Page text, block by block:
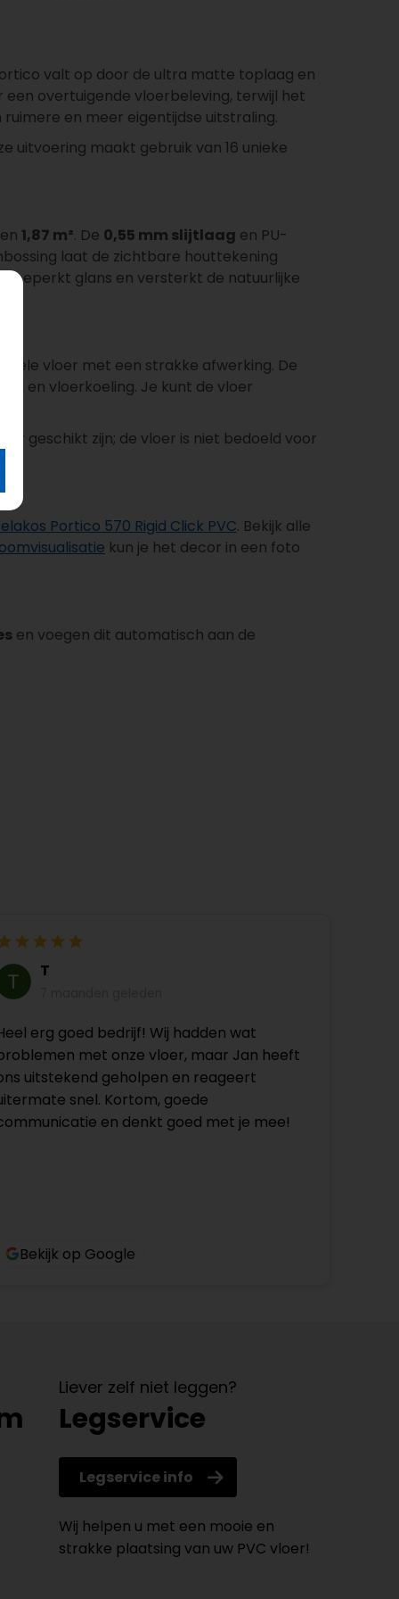
valt op door de ultra matte toplaag en
overtuigende vloerbeleving, terwijl het
en meer eigentijdse uitstraling.
uitvoering maakt gebruik van 16 unieke
1,87 m². De 0,55 mm slijtlaag en PU-
laat de zichtbare houttekening
beperkt glans en versterkt de natuurlijke
vloer met een strakke afwerking. De
en vloerkoeling. Je kunt de vloer
geschikt zijn; de vloer is niet bedoeld voor
Portico 570 Rigid Click PVC. Bekijk alle
kun je het decor in een foto
en voegen dit automatisch aan de
T
erg goed bedrijf! Wij hadden wat
met onze vloer, maar Jan heeft
uitstekend geholpen en reageert
snel. Kortom, goede
en denkt goed met je mee!
Bekijk op Google
Liever zelf niet leggen?
Legservice
Legservice info
Wij helpen u met een mooie en
strakke plaatsing van uw PVC vloer!